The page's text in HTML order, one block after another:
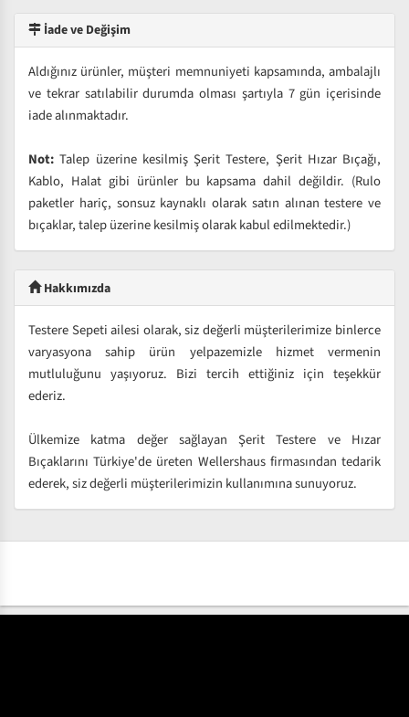
İade ve Değişim
Aldığınız ürünler, müşteri memnuniyeti kapsamında, ambalajlı
ve tekrar satılabilir durumda olması şartıyla 7 gün içerisinde
iade alınmaktadır.
Not: Talep üzerine kesilmiş Şerit Testere, Şerit Hızar Bıçağı,
Kablo, Halat gibi ürünler bu kapsama dahil değildir. (Rulo
paketler hariç, sonsuz kaynaklı olarak satın alınan testere ve
bıçaklar, talep üzerine kesilmiş olarak kabul edilmektedir.)
Hakkımızda
Testere Sepeti ailesi olarak, siz değerli müşterilerimize binlerce
varyasyona sahip ürün yelpazemizle hizmet vermenin
mutluluğunu yaşıyoruz. Bizi tercih ettiğiniz için teşekkür
ederiz.
Ülkemize katma değer sağlayan Şerit Testere ve Hızar
Bıçaklarını Türkiye'de üreten Wellershaus firmasından tedarik
ederek, siz değerli müşterilerimizin kullanımına sunuyoruz.